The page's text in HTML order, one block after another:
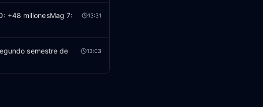
+48 millonesMag 7:
13:31
semestre de
13:03